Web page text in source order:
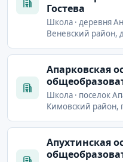
Гостева
Школа · деревня
Веневский район,
Апарковская
Школа · поселок
Кимовский район,
Апухтинская